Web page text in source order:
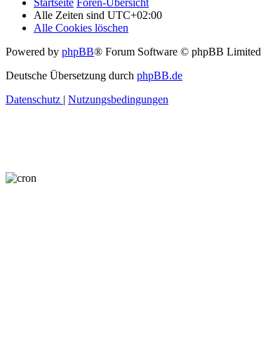
Startseite Foren-Übersicht
Alle Zeiten sind UTC+02:00
Alle Cookies löschen
Powered by phpBB® Forum Software © phpBB Limited
Deutsche Übersetzung durch phpBB.de
Datenschutz | Nutzungsbedingungen